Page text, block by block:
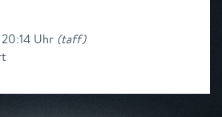
Uhr (taff)